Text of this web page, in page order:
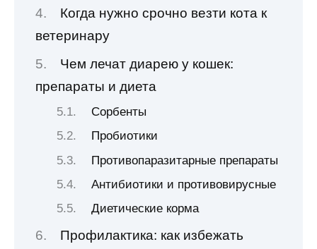
Когда нужно срочно везти кота к
ветеринару
Чем лечат диарею у кошек:
препараты и диета
Сорбенты
Пробиотики
Противопаразитарные препараты
Антибиотики и противовирусные
Диетические корма
Профилактика: как избежать